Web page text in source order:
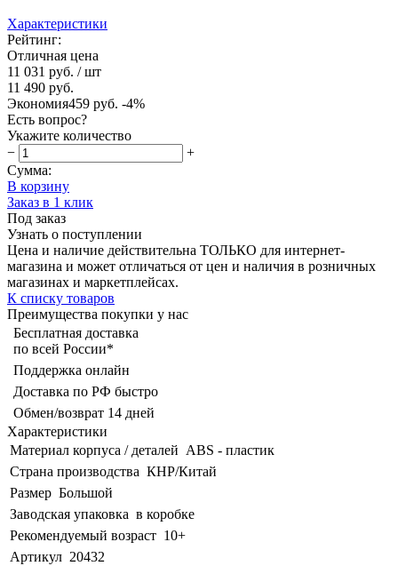
Характеристики
Рейтинг:
Отличная цена
11 031 руб. / шт
11 490 руб.
Экономия459 руб. -4%
Есть вопрос?
Укажите количество
−
+
Сумма:
В корзину
Заказ в 1 клик
Под заказ
Узнать о поступлении
Цена и наличие действительна ТОЛЬКО для интернет-
магазина и может отличаться от цен и наличия в розничных
магазинах и маркетплейсах.
К списку товаров
Преимущества покупки у нас
Бесплатная доставка
по всей России*
Поддержка онлайн
Доставка по РФ быстро
Обмен/возврат 14 дней
Характеристики
Материал корпуса / деталей ABS - пластик
Страна производства КНР/Китай
Размер Большой
Заводская упаковка в коробке
Рекомендуемый возраст 10+
Артикул 20432